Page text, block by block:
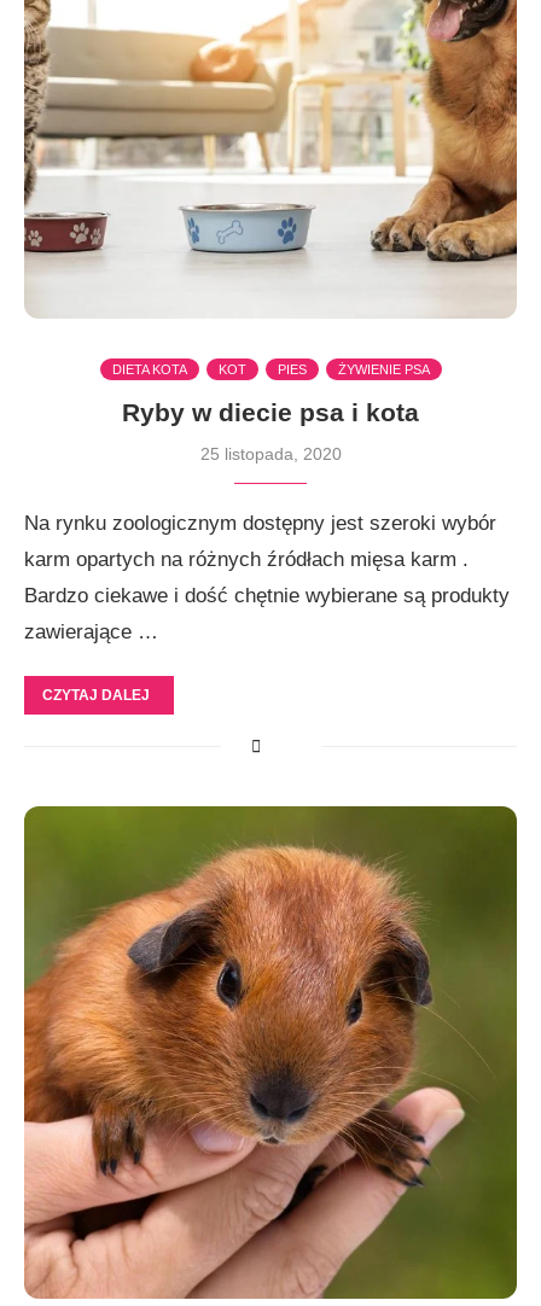
DIETA KOTA KOT PIES ŻYWIENIE PSA
Ryby w diecie psa i kota
25 listopada, 2020
Na rynku zoologicznym dostępny jest szeroki wybór
karm opartych na różnych źródłach mięsa karm .
Bardzo ciekawe i dość chętnie wybierane są produkty
zawierające …
CZYTAJ DALEJ